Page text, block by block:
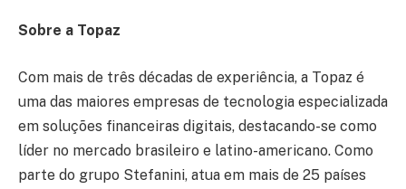
Sobre a Topaz
Com mais de três décadas de experiência, a Topaz é
uma das maiores empresas de tecnologia especializada
em soluções financeiras digitais, destacando-se como
líder no mercado brasileiro e latino-americano. Como
parte do grupo Stefanini, atua em mais de 25 países